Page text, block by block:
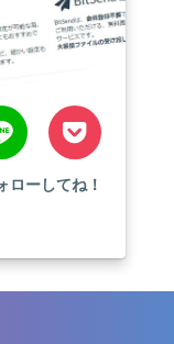
ローしてね！